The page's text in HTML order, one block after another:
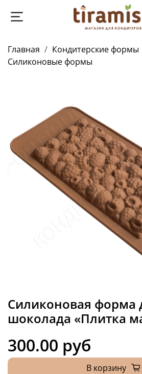
Главная
Кондитерские формы
Силиконовые формы
Силиконовая форма
шоколада «Плитка
300.00 руб
В корзину